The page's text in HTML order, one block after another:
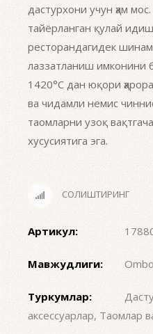
дастурхони учун ҳам
тайёрланган қулай
ресторандагидек
лаззатланиш имконини
1420°С дан юқори
ва чидамли немис
таомларни узоқ
хусусиятига эга.
СОЛИШТИРИНГ
Артикул:
Мавжудлиги:
Туркумлар:
аксессуарлар, Таомлар